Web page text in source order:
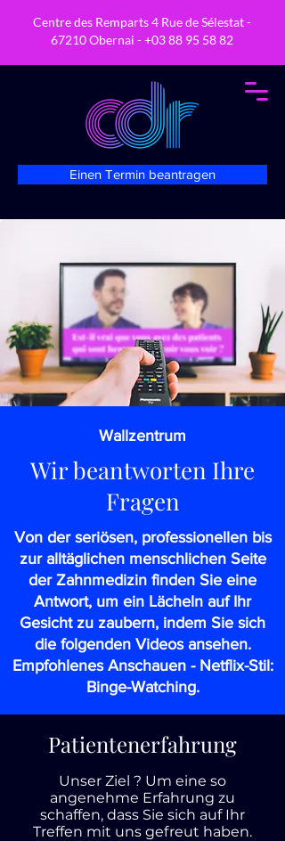
Centre des Remparts 4 Rue de Sélestat -
67210 Obernai -+03 88 95 58 82
Einen Termin beantragen
Wallzentrum
Wir beantworten Ihre
Fragen
Von der seriösen, professionellen bis
zur alltäglichen menschlichen Seite
der Zahnmedizin finden Sie eine
Antwort, um ein Lächeln auf Ihr
Gesicht zu zaubern, indem Sie sich
die folgenden Videos ansehen.
Empfohlenes Anschauen - Netflix-Stil:
Binge-Watching.
Patientenerfahrung
Unser Ziel ? Um eine so
angenehme Erfahrung zu
schaffen, dass Sie sich auf Ihr
Treffen mit uns gefreut haben.